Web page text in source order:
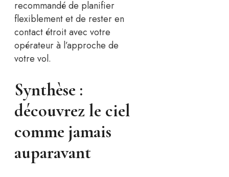
recommandé de planifier
flexiblement et de rester en
contact étroit avec votre
opérateur à l’approche de
votre vol.
Synthèse :
découvrez le ciel
comme jamais
auparavant